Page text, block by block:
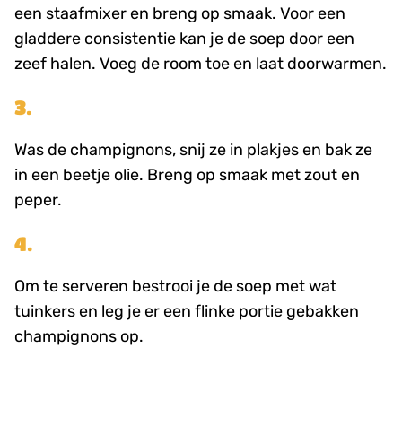
een staafmixer en breng op smaak. Voor een
gladdere consistentie kan je de soep door een
zeef halen. Voeg de room toe en laat doorwarmen.
3.
Was de champignons, snij ze in plakjes en bak ze
in een beetje olie. Breng op smaak met zout en
peper.
4.
Om te serveren bestrooi je de soep met wat
tuinkers en leg je er een flinke portie gebakken
champignons op.